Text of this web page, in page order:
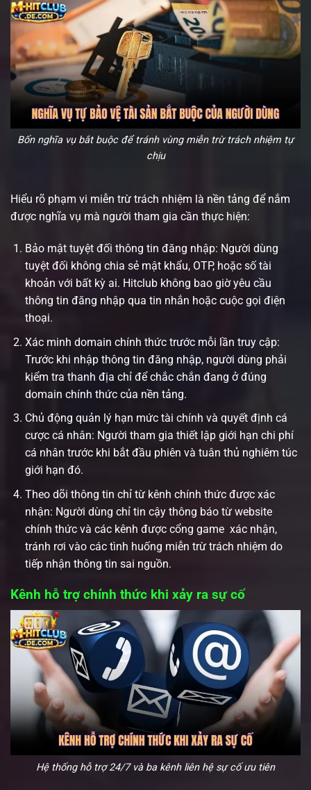
Bốn nghĩa vụ bắt buộc để tránh vùng miễn trừ trách nhiệm tự
chịu
Hiểu rõ phạm vi miễn trừ trách nhiệm là nền tảng để nắm
được nghĩa vụ mà người tham gia cần thực hiện:
Bảo mật tuyệt đối thông tin đăng nhập: Người dùng
tuyệt đối không chia sẻ mật khẩu, OTP, hoặc số tài
khoản với bất kỳ ai. Hitclub không bao giờ yêu cầu
thông tin đăng nhập qua tin nhắn hoặc cuộc gọi điện
thoại.
Xác minh domain chính thức trước mỗi lần truy cập:
Trước khi nhập thông tin đăng nhập, người dùng phải
kiểm tra thanh địa chỉ để chắc chắn đang ở đúng
domain chính thức của nền tảng.
Chủ động quản lý hạn mức tài chính và quyết định cá
cược cá nhân: Người tham gia thiết lập giới hạn chi phí
cá nhân trước khi bắt đầu phiên và tuân thủ nghiêm túc
giới hạn đó.
Theo dõi thông tin chỉ từ kênh chính thức được xác
nhận: Người dùng chỉ tin cậy thông báo từ website
chính thức và các kênh được cổng game xác nhận,
tránh rơi vào các tình huống miễn trừ trách nhiệm do
tiếp nhận thông tin sai nguồn.
Kênh hỗ trợ chính thức khi xảy ra sự cố
Hệ thống hỗ trợ 24/7 và ba kênh liên hệ sự cố ưu tiên